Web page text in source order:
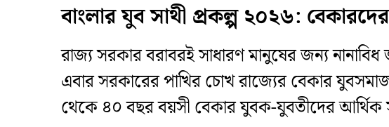
​বাংলার যুব সাথী প্রকল্প ২০২৬:
​রাজ্য সরকার বরাবরই সাধারণ মানুষের জন্য
এবার সরকারের পাখির চোখ রাজ্যের বেকার
থেকে ৪০ বছর বয়সী বেকার যুবক-যুবতীদের আর্থিক